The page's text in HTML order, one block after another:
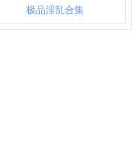
极品淫乱合集